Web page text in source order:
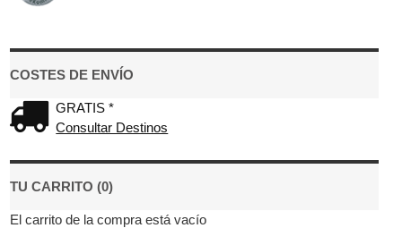
COSTES DE ENVÍO
GRATIS *
Consultar Destinos
TU CARRITO (0)
El carrito de la compra está vacío